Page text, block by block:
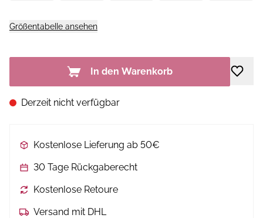
Größentabelle ansehen
In den Warenkorb
Derzeit nicht verfügbar
Kostenlose Lieferung ab 50€
30 Tage Rückgaberecht
Kostenlose Retoure
Versand mit DHL